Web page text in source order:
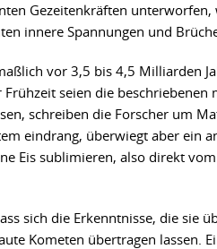
Gezeitenkräften unterworfen,
innere Spannungen und
vor 3,5 bis 4,5 Milliarden
seien die beschriebenen
schreiben die Forscher um
eindrang, überwiegt aber ein
Eis sublimieren, also direkt
sich die Erkenntnisse, die sie
Kometen übertragen lassen.